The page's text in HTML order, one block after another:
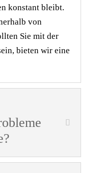
konstant bleibt.
von
Sie mit der
bieten wir eine